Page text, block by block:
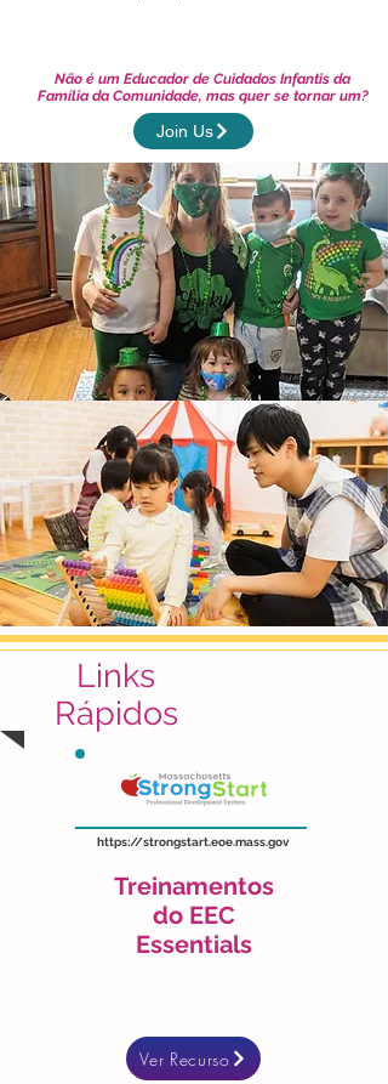
Não é um Educador de Cuidados Infantis da
Família da Comunidade, mas quer se tornar um?
Join Us
Links
Rápidos
https://strongstart.eoe.mass.gov
Treinamentos
do EEC
Essentials
Ver Recurso